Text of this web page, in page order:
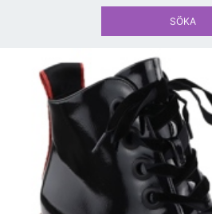
SÖKA